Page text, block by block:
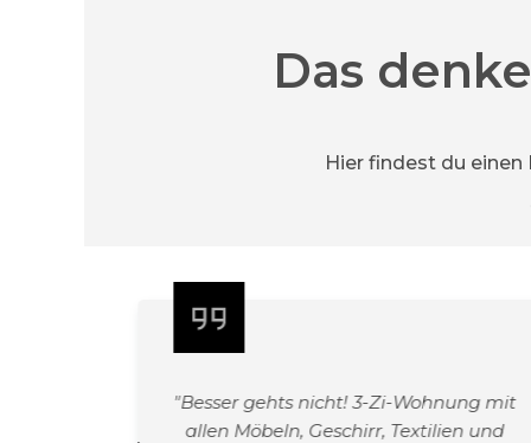
Das
Hier findest du
"Besser gehts nicht! 3-Zi-Wohnung mit
allen Möbeln, Geschirr, Textilien und